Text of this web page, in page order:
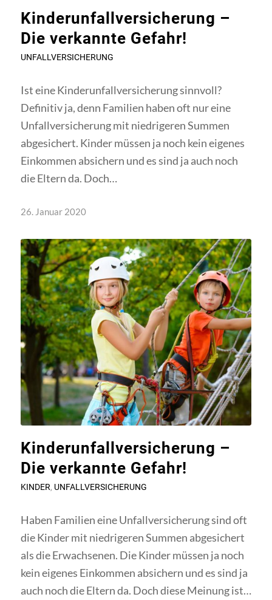
Kinderunfallversicherung –
Die verkannte Gefahr!
UNFALLVERSICHERUNG
Ist eine Kinderunfallversicherung sinnvoll?
Definitiv ja, denn Familien haben oft nur eine
Unfallversicherung mit niedrigeren Summen
abgesichert. Kinder müssen ja noch kein eigenes
Einkommen absichern und es sind ja auch noch
die Eltern da. Doch…
26. Januar 2020
Kinderunfallversicherung –
Die verkannte Gefahr!
KINDER, UNFALLVERSICHERUNG
Haben Familien eine Unfallversicherung sind oft
die Kinder mit niedrigeren Summen abgesichert
als die Erwachsenen. Die Kinder müssen ja noch
kein eigenes Einkommen absichern und es sind ja
auch noch die Eltern da. Doch diese Meinung ist…